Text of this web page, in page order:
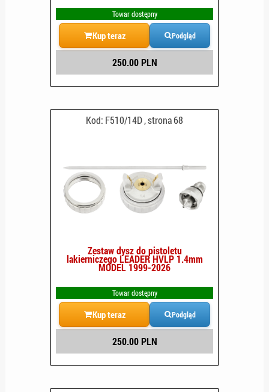
Towar dostępny
Kup teraz Podgląd
250.00 PLN
Kod: F510/14D , strona 68
Zestaw dysz do pistoletu
lakierniczego LEADER HVLP 1.4mm
MODEL 1999-2026
Towar dostępny
Kup teraz Podgląd
250.00 PLN